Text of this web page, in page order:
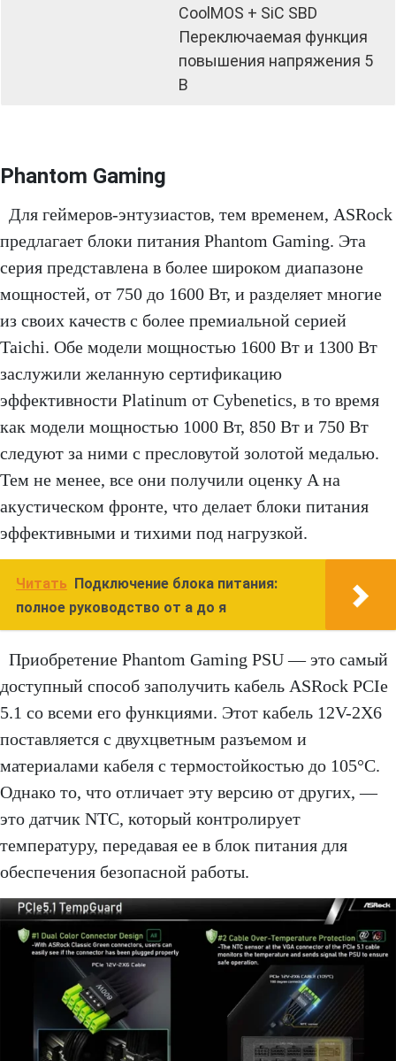
CoolMOS + SiC SBD
Переключаемая функция
повышения напряжения 5
В
Phantom Gaming
Для геймеров-энтузиастов, тем временем, ASRock
предлагает блоки питания Phantom Gaming. Эта
серия представлена ​​в более широком диапазоне
мощностей, от 750 до 1600 Вт, и разделяет многие
из своих качеств с более премиальной серией
Taichi. Обе модели мощностью 1600 Вт и 1300 Вт
заслужили желанную сертификацию
эффективности Platinum от Cybenetics, в то время
как модели мощностью 1000 Вт, 850 Вт и 750 Вт
следуют за ними с пресловутой золотой медалью.
Тем не менее, все они получили оценку A на
акустическом фронте, что делает блоки питания
эффективными и тихими под нагрузкой.
Читать
Подключение блока питания:
полное руководство от а до я
Приобретение Phantom Gaming PSU — это самый
доступный способ заполучить кабель ASRock PCIe
5.1 со всеми его функциями. Этот кабель 12V-2X6
поставляется с двухцветным разъемом и
материалами кабеля с термостойкостью до 105°C.
Однако то, что отличает эту версию от других, —
это датчик NTC, который контролирует
температуру, передавая ее в блок питания для
обеспечения безопасной работы.